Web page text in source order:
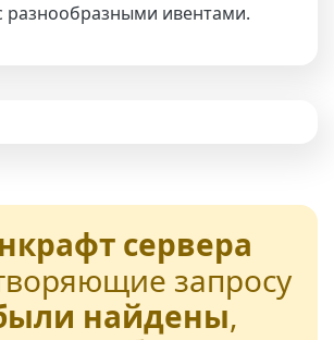
разнообразными ивентами.
сервера
запросу
найдены,